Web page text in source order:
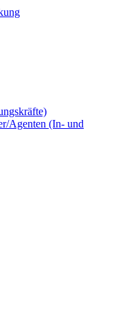
Agenten (In- und